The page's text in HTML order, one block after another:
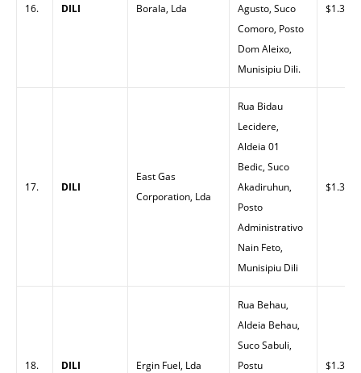
16. DILI Borala, Lda
Agusto, Suco
Comoro, Posto
Dom Aleixo,
Munisipiu Dili.
$1.30
17. DILI
East Gas
Corporation, Lda
Rua Bidau
Lecidere,
Aldeia 01
Bedic, Suco
Akadiruhun,
Posto
Administrativo
Nain Feto,
Munisipiu Dili
$1.32
18. DILI Ergin Fuel, Lda
Rua Behau,
Aldeia Behau,
Suco Sabuli,
Postu
$1.33